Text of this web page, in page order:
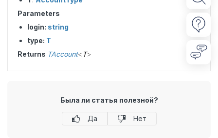
Parameters
login: string
type: T
Returns TAccount< T>
Была ли статья полезной?
Да Нет